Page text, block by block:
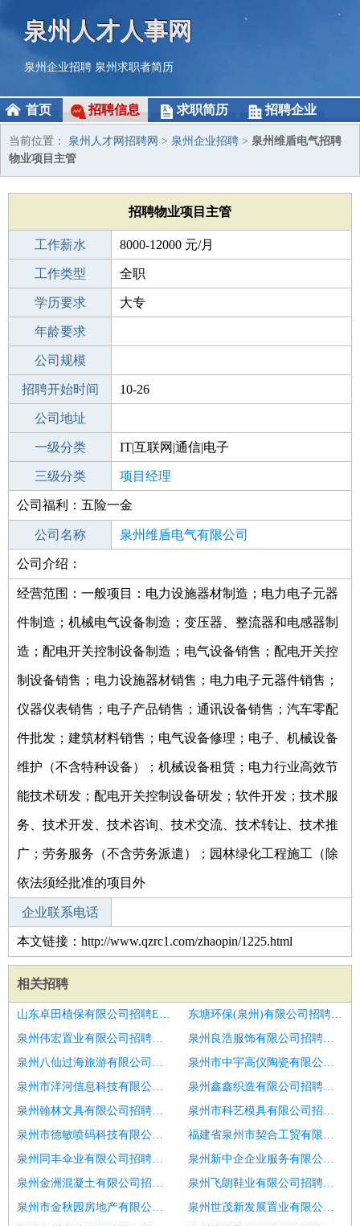
泉州人才人事网
泉州企业招聘 泉州求职者简历
首页 招聘信息 求职简历 招聘企业
当前位置： 泉州人才网招聘网 > 泉州企业招聘 > 泉州维盾电气招聘
物业项目主管
招聘物业项目主管
工作薪水 8000-12000 元/月
招聘人数 1人
工作类型 全职
性别要求 -
学历要求 大专
工作经验
年龄要求
工作地点
公司规模
公司电话
招聘开始时间 10-26
招聘结束时间
公司地址
一级分类 IT|互联网|通信|电子
二级分类 技术开发
三级分类 项目经理
其他行业
公司福利：五险一金
公司名称 泉州维盾电气有限公司
公司类型
公司介绍：
经营范围：一般项目：电力设施器材制造；电力电子元器
件制造；机械电气设备制造；变压器、整流器和电感器制
造；配电开关控制设备制造；电气设备销售；配电开关控
制设备销售；电力设施器材销售；电力电子元器件销售；
仪器仪表销售；电子产品销售；通讯设备销售；汽车零配
件批发；建筑材料销售；电气设备修理；电子、机械设备
维护（不含特种设备）；机械设备租赁；电力行业高效节
能技术研发；配电开关控制设备研发；软件开发；技术服
务、技术开发、技术咨询、技术交流、技术转让、技术推
广；劳务服务（不含劳务派遣）；园林绿化工程施工（除
依法须经批准的项目外
企业联系电话
本文链接：http://www.qzrc1.com/zhaopin/1225.html
相关招聘
山东卓田植保有限公司招聘ERP项目经理
东塘环保(泉州)有限公司招聘储能项目经理
泉州伟宏置业有限公司招聘建筑工程管理项目经理
泉州良浩服饰有限公司招聘机电项目经理
泉州八仙过海旅游有限公司招聘装修项目经理
泉州市中宇高仪陶瓷有限公司招聘项目经理
泉州市洋河信息科技有限公司招聘建筑工程管理项目经理
泉州鑫鑫织造有限公司招聘软件交付项目经理
泉州翰林文具有限公司招聘现场项目经理
泉州市科艺模具有限公司招聘清远项目经理招聘
泉州市德敏喷码科技有限公司招聘门窗项目经理
福建省泉州市契合工贸有限公司招聘项目经理
泉州同丰伞业有限公司招聘营建设施部
泉州新中企企业服务有限公司招聘项目经理建造师
泉州金洲混凝土有限公司招聘项目经理
泉州飞朗鞋业有限公司招聘项目经理
泉州市金秋园房地产有限公司招聘项目经理
泉州世茂新发展置业有限公司招聘项目经理